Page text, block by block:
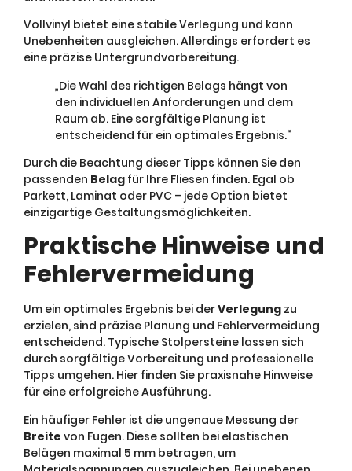
Vollvinyl bietet eine stabile Verlegung und kann
Unebenheiten ausgleichen. Allerdings erfordert es
eine präzise Untergrundvorbereitung.
„Die Wahl des richtigen Belags hängt von
den individuellen Anforderungen und dem
Raum ab. Eine sorgfältige Planung ist
entscheidend für ein optimales Ergebnis.“
Durch die Beachtung dieser Tipps können Sie den
passenden Belag für Ihre Fliesen finden. Egal ob
Parkett, Laminat oder PVC – jede Option bietet
einzigartige Gestaltungsmöglichkeiten.
Praktische Hinweise und
Fehlervermeidung
Um ein optimales Ergebnis bei derVerlegung zu
erzielen, sind präzise Planung und Fehlervermeidung
entscheidend. Typische Stolpersteine lassen sich
durch sorgfältige Vorbereitung und professionelle
Tipps umgehen. Hier finden Sie praxisnahe Hinweise
für eine erfolgreiche Ausführung.
Ein häufiger Fehler ist die ungenaue Messung der
Breite von Fugen. Diese sollten bei elastischen
Belägen maximal 5 mm betragen, um